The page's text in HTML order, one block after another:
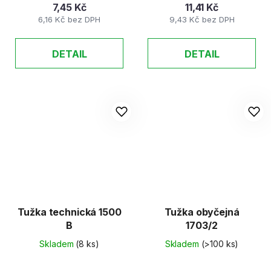
6,16 Kč bez DPH
7,45 Kč
DETAIL
9,43 Kč bez DPH
11,41 Kč
DETAIL
Tužka technická 1500
B
Skladem (8 ks)
Tužka obyčejná
1703/2
Skladem (>100 ks)